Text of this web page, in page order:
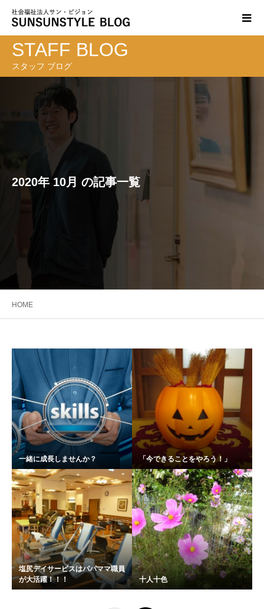
STAFF BLOG
スタッフ ブログ
2020年 10月 の記事一覧
HOME
一緒に成長しませんか？ 「今できることをやろう！」
塩尻デイサービスはパパママ職員
が大活躍！！！
十人十色